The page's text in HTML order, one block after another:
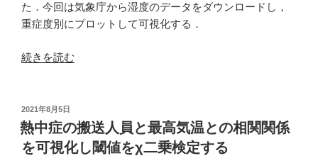
た．今回は気象庁から湿度のデータをダウンロードし，
重症度別にプロットして可視化する．
“熱
の
重
症
度
続きを読む
投
稿
日:
2021年8月5日
熱中症の搬送人員と最高気温との相関関係
を可視化し閾値をχ二乗検定する